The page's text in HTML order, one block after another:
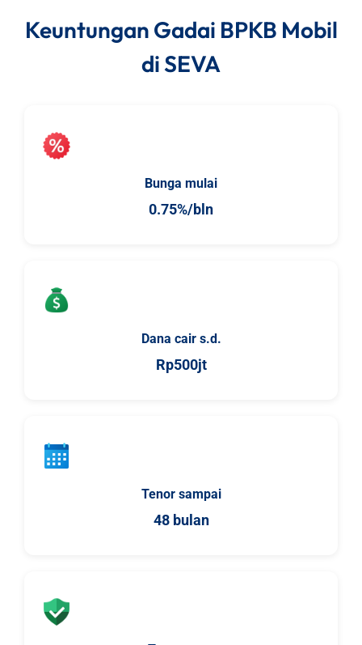
Keuntungan Gadai BPKB Mobil
di SEVA
Bunga mulai
0.75%/bln
Dana cair s.d.
Rp500jt
Tenor sampai
48 bulan